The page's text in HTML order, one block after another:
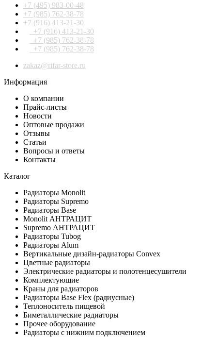
+7 (495) 983-00-48
+7 (985) 762-38-78
+7 (916) 413-21-30
+7 (916) 413-21-30
+7 (985) 762-38-78
+7 (985) 762-38-78
zakaz@rifar-store.ru
Информация
О компании
Прайс-листы
Новости
Оптовые продажи
Отзывы
Статьи
Вопросы и ответы
Контакты
Каталог
Радиаторы Monolit
Радиаторы Supremo
Радиаторы Base
Monolit АНТРАЦИТ
Supremo АНТРАЦИТ
Радиаторы Tubog
Радиаторы Alum
Вертикальные дизайн-радиаторы Convex
Цветные радиаторы
Электрические радиаторы и полотенцесушители
Комплектующие
Краны для радиаторов
Радиаторы Base Flex (радиусные)
Теплоноситель пищевой
Биметаллические радиаторы
Прочее оборудование
Радиаторы с нижним подключением